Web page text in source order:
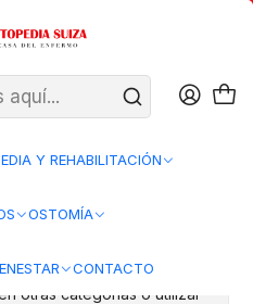
Y REHABILITACIÓN
OSTOMÍA
CONTACTO
SIGUIENTE (L–V)
disponibles aquí
otras categorías o utilizar